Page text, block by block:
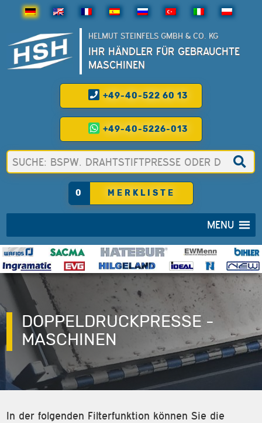
HELMUT STEINFELS GMBH & CO. KG
IHR HÄNDLER FÜR GEBRAUCHTE
MASCHINEN
+49-40-522 60 13
+49-40-5226-013
0 MERKLISTE
MENU
DOPPELDRUCKPRESSE -
MASCHINEN
In der folgenden Filterfunktion können Sie die